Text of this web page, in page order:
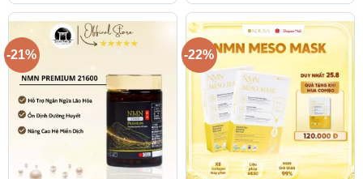
Làm Đẹp Da
Ngủ
-21% -22%